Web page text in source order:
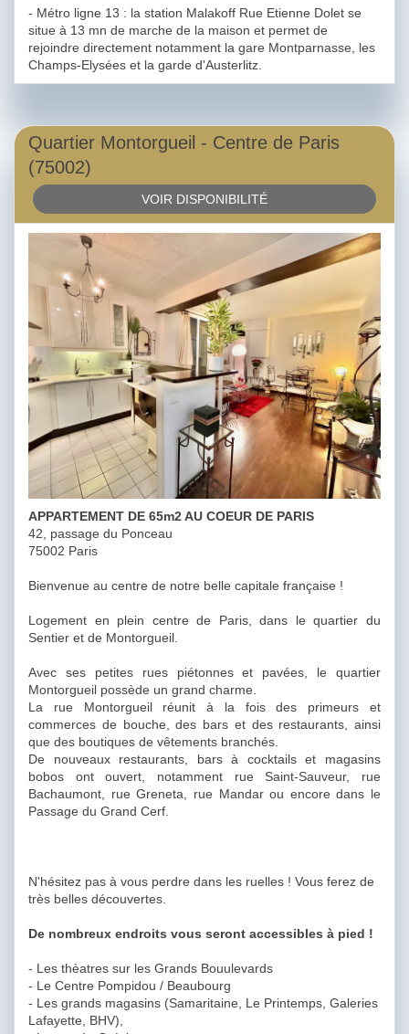
- Métro ligne 13 : la station Malakoff Rue Etienne Dolet se
situe à 13 mn de marche de la maison et permet de
rejoindre directement notamment la gare Montparnasse, les
Champs-Elysées et la garde d'Austerlitz.
Quartier Montorgueil - Centre de Paris
(75002)
VOIR DISPONIBILITÉ
APPARTEMENT DE 65m2 AU COEUR DE PARIS
42, passage du Ponceau
75002 Paris
Bienvenue au centre de notre belle capitale française !
Logement en plein centre de Paris, dans le quartier du
Sentier et de Montorgueil.
Avec ses petites rues piétonnes et pavées, le quartier
Montorgueil possède un grand charme.
La rue Montorgueil réunit à la fois des primeurs et
commerces de bouche, des bars et des restaurants, ainsi
que des boutiques de vêtements branchés.
De nouveaux restaurants, bars à cocktails et magasins
bobos ont ouvert, notamment rue Saint-Sauveur, rue
Bachaumont, rue Greneta, rue Mandar ou encore dans le
Passage du Grand Cerf.
N'hésitez pas à vous perdre dans les ruelles ! Vous ferez de
très belles découvertes.
De nombreux endroits vous seront accessibles à pied !
- Les thèatres sur les Grands Bouulevards
- Le Centre Pompidou / Beaubourg
- Les grands magasins (Samaritaine, Le Printemps, Galeries
Lafayette, BHV),